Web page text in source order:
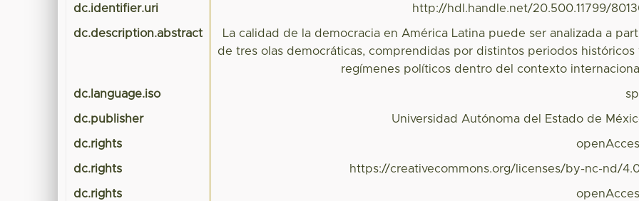
dc.identifier.uri http://hdl.handle.net/20.500.11799/
dc.description.abstract
La calidad de la democracia en América Latina puede ser analizada a
de tres olas democráticas, comprendidas por distintos periodos históricos
regímenes políticos dentro del contexto
dc.language.iso
dc.publisher Universidad Autónoma del Estado de
dc.rights
dc.rights https://creativecommons.org/licenses/by-nc-nd/
dc.rights